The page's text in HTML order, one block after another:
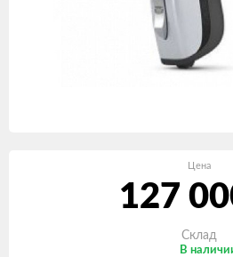
Цена
127
Склад
В